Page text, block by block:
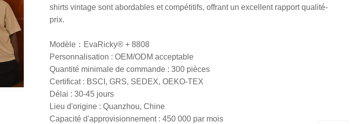
shirts vintage sont abordables et compétitifs, offrant un excellent rapport qualité-
prix.
Modèle：EvaRicky® + 8808
Personnalisation : OEM/ODM acceptable
Quantité minimale de commande : 300 pièces
Certificat : BSCI, GRS, SEDEX, OEKO-TEX
Délai : 30-45 jours
Lieu d'origine : Quanzhou, Chine
Capacité d'approvisionnement : 450 000 par mois